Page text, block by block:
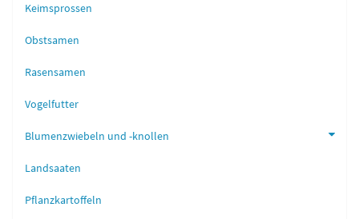
Keimsprossen
Obstsamen
Rasensamen
Vogelfutter
Blumenzwiebeln und -knollen
Landsaaten
Pflanzkartoffeln